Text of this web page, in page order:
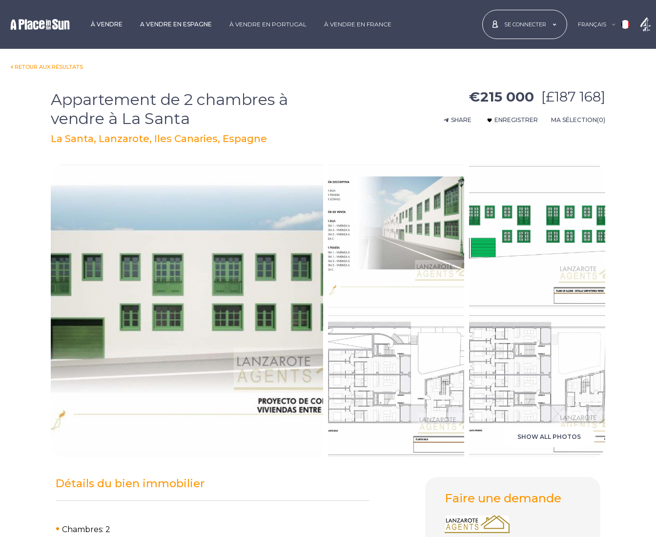
À VENDRE A VENDRE EN ESPAGNE À VENDRE EN PORTUGAL À VENDRE EN FRANCE SE CONNECTER FRANÇAIS
RETOUR AUX RÉSULTATS
Appartement de 2 chambres à
vendre à La Santa
La Santa, Lanzarote, Iles Canaries, Espagne
€215 000 [£187 168]
SHARE ENREGISTRER MA SÉLECTION(0)
SHOW ALL PHOTOS
Détails du bien immobilier
Chambres: 2
Faire une demande